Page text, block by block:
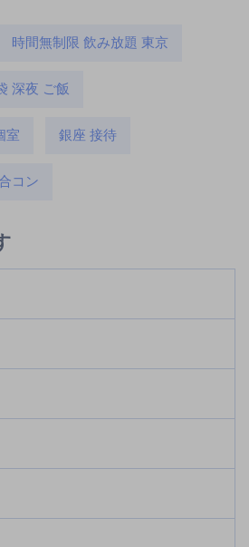
時間無制限 飲み放題 東京
深夜 ご飯
室 銀座 接待
コン